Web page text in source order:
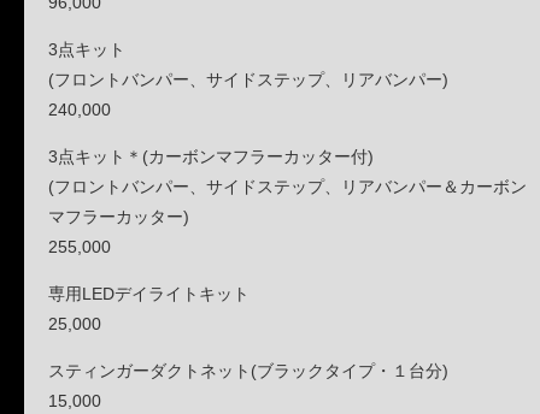
3点キット
(フロントバンパー、サイドステップ、リアバンパー)
240,000
3点キット＊(カーボンマフラーカッター付)
(フロントバンパー、サイドステップ、リアバンパー＆カーボン
マフラーカッター)
255,000
専用LEDデイライトキット
25,000
スティンガーダクトネット(ブラックタイプ・１台分)
15,000